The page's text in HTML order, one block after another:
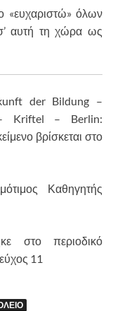
«ευχαριστώ» όλων
αυτή τη χώρα ως
der Bildung –
Kriftel – Berlin:
βρίσκεται στο
Καθηγητής
στο περιοδικό
11